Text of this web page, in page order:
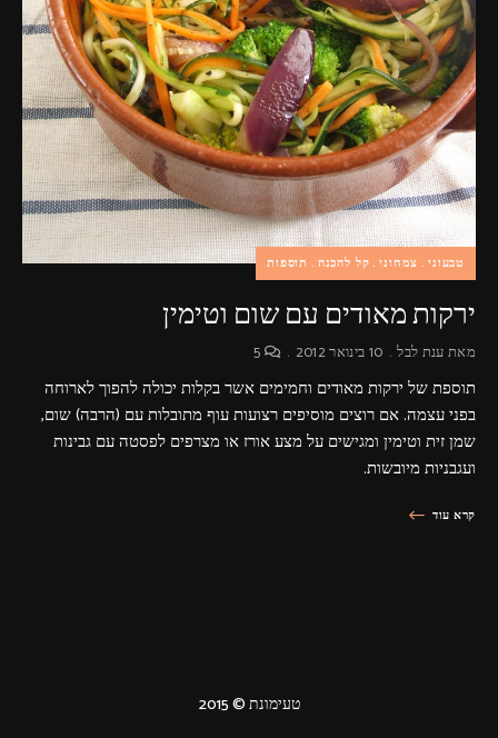
טבעוני צמחוני קל להכנה תוספות
ירקות מאודים עם שום וטימין
מאתענת לבל 10 בינואר 2012
תוספת של ירקות מאודים וחמימים אשר בקלות יכולה להפוך לארוחה
בפני עצמה. אם רוצים מוסיפים רצועות עוף מתובלות עם (הרבה) שום,
שמן זית וטימין ומגישים על מצע אורז או מצרפים לפסטה עם גבינות
ועגבניות מיובשות.
קרא עוד
טעימונת © 2015